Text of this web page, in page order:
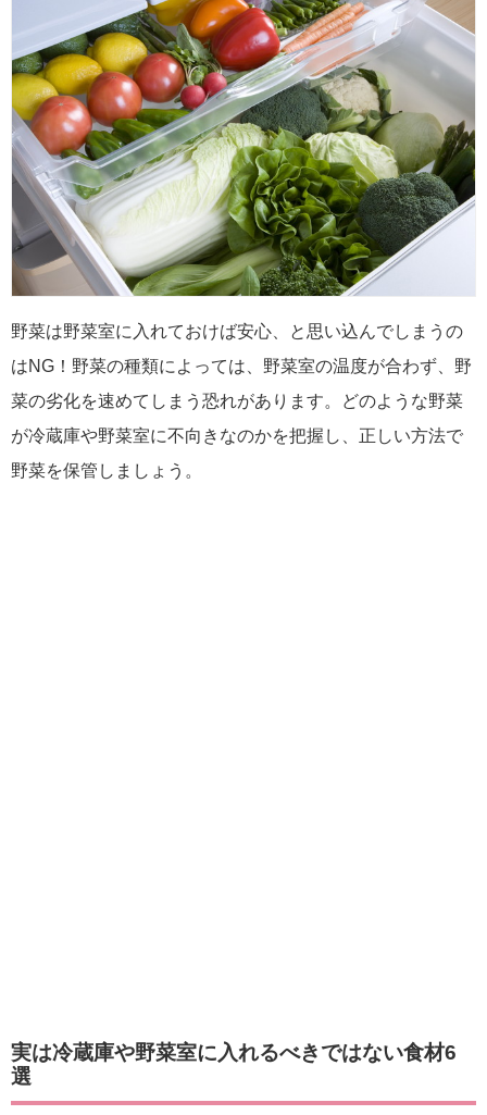
野菜は野菜室に入れておけば安心、と思い込んでしまうの
はNG！野菜の種類によっては、野菜室の温度が合わず、野
菜の劣化を速めてしまう恐れがあります。どのような野菜
が冷蔵庫や野菜室に不向きなのかを把握し、正しい方法で
野菜を保管しましょう。
実は冷蔵庫や野菜室に入れるべきではない食材6
選